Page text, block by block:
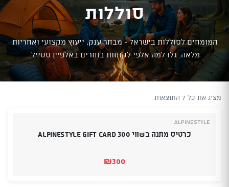
סוללות
המומחים לסוללות בישראל - מבחר ענק, ייעוץ מקצועי ואחריות
מלאה. גלו למה אלפי לקוחות בוחרים באלפיין סטייל.
מציג את כל 7 התוצאות
Alpinestyle
כרטיס מתנה בשווי 300 Alpinestyle Gift Card
₪300